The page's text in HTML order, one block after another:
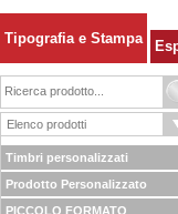
Tipografia e Stampa
Timbri personalizzati
Prodotto Personalizzato
PICCOLO FORMATO